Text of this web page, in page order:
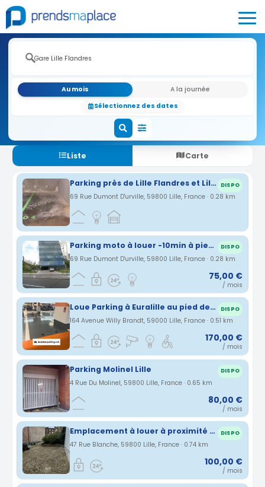
Au mois
A la journée
Sélectionnez des dates
Liste Carte
Parking près de Lille Flandres et Lille Europe DISPO
69 Rue Dumont D'urville, 59800 Lille, France · 0.28 km
Parking moto à louer -10min à pied Lille Europe DISPO
69 Rue Dumont D'urville, 59800 Lille, France · 0.28 km
75,00 €
/ mois
Loue Parking à Euralille au pied des gares - 170€/mois CC DISPO
164 Avenue Willy Brandt, 59000 Lille, France · 0.51 km
170,00 €
/ mois
Parking Molinel Lille DISPO
4 Rue Du Molinel, 59800 Lille, France · 0.65 km
80,00 €
/ mois
Emplacement à louer à proximité des gares de Lille DISPO
47 Rue Blanche, 59800 Lille, France · 0.74 km
100,00 €
/ mois